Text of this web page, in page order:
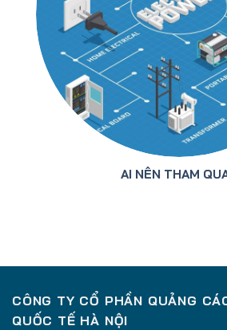
AI NÊN THAM
CÔNG TY CỔ PHẦN QUẢNG
QUỐC TẾ HÀ NỘI